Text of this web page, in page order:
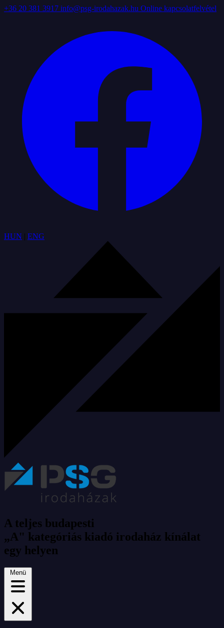
+36 20 381 3917 info@psg-irodahazak.hu Online kapcsolatfelvétel
HUN | ENG
A teljes budapesti
„A" kategóriás kiadó irodaház kínálat
egy helyen
Menü